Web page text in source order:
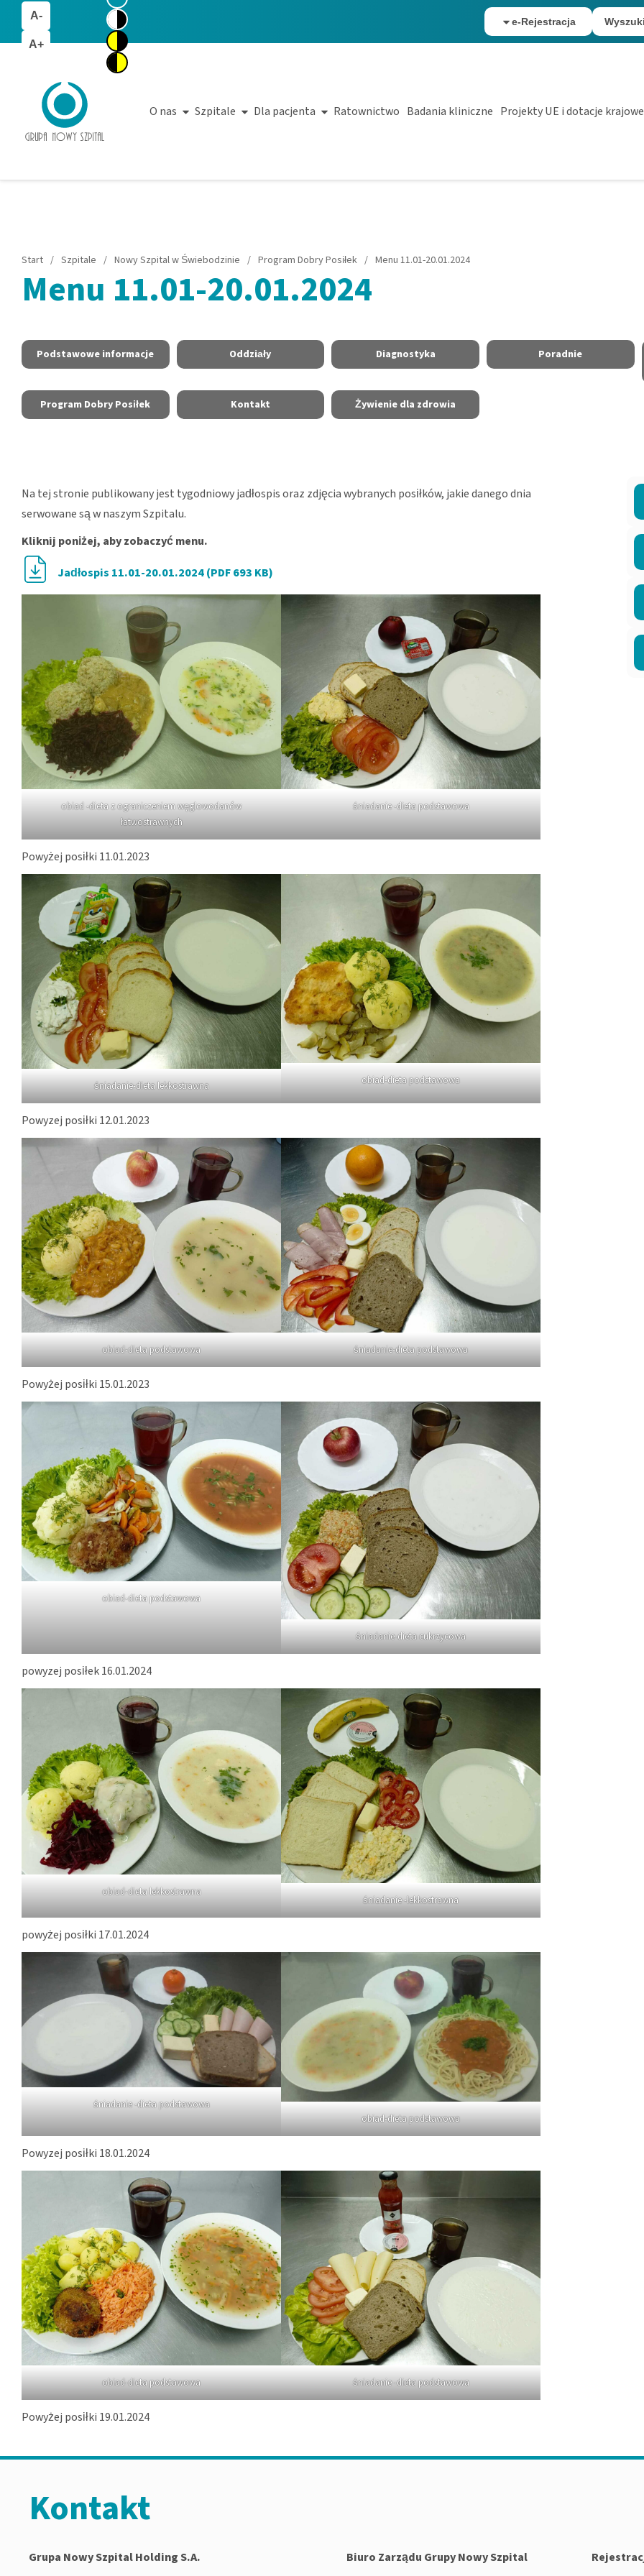
A-
A+
e-Rejestracja
O nas Szpitale Dla pacjenta Ratownictwo Badania kliniczne Projekty UE i dotacje krajowe
Start / Szpitale / Nowy Szpital w Świebodzinie / Program Dobry Posiłek / Menu 11.01-20.01.2024
Menu 11.01-20.01.2024
Podstawowe informacje Oddziały Diagnostyka Poradnie
Program Dobry Posiłek Kontakt Żywienie dla zdrowia
Na tej stronie publikowany jest tygodniowy jadłospis oraz zdjęcia wybranych posiłków, jakie danego dnia
serwowane są w naszym Szpitalu.
Kliknij poniżej, aby zobaczyć menu.
Jadłospis 11.01-20.01.2024 (PDF 693 KB)
obiad -dieta z ograniczeniem węglowodanów
łatwostrawnych
śniadanie -dieta podstawowa
Powyżej posiłki 11.01.2023
śniadanie-dieta lekkostrawna obiad-dieta podstawowa
Powyzej posiłki 12.01.2023
obiad-dieta podstawowa śniadanie-dieta podstawowa
Powyżej posiłki 15.01.2023
obiad-dieta podstawowa
śniadanie-dieta cukrzycowa
powyzej posiłek 16.01.2024
obiad-dieta lekkostrawna
śniadanie -lekkostrawna
powyżej posiłki 17.01.2024
śniadanie -dieta podstawowa
obiad-dieta podstawowa
Powyzej posiłki 18.01.2024
obiad-dieta podstawowa śniadanie -dieta podstawowa
Powyżej posiłki 19.01.2024
Kontakt
Grupa Nowy Szpital Holding S.A.
Biuro Zarządu Grupy Nowy Szpital